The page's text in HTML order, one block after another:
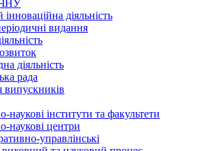
ЧНУ
діяльність
видання
діяльність
рада
випускників
наукові інститути та факультети
наукові центри
управлінські